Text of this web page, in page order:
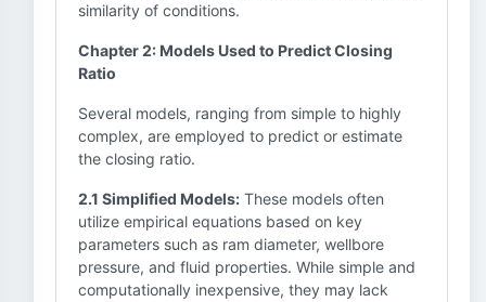
similarity of conditions.
Chapter 2: Models Used to Predict Closing
Ratio
Several models, ranging from simple to highly
complex, are employed to predict or estimate
the closing ratio.
2.1 Simplified Models: These models often
utilize empirical equations based on key
parameters such as ram diameter, wellbore
pressure, and fluid properties. While simple and
computationally inexpensive, they may lack